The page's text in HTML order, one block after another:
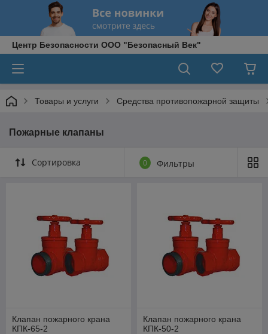
Центр Безопасности ООО "Безопасный Век"
Товары и услуги Средства противопожарной защиты
Пожарные клапаны
Сортировка 0 Фильтры
Клапан пожарного крана
КПК-65-2
Клапан пожарного крана
КПК-50-2